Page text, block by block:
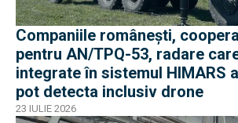
Companiile românești,
pentru AN/TPQ-53, radare
integrate în sistemul HIMARS
pot detecta inclusiv drone
23 IULIE 2026